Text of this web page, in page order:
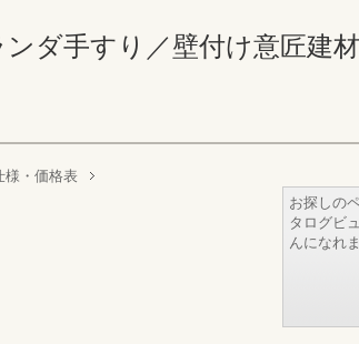
ダ手すり／壁付け意匠建
様・価格表
お探しの
タログビ
んになれま